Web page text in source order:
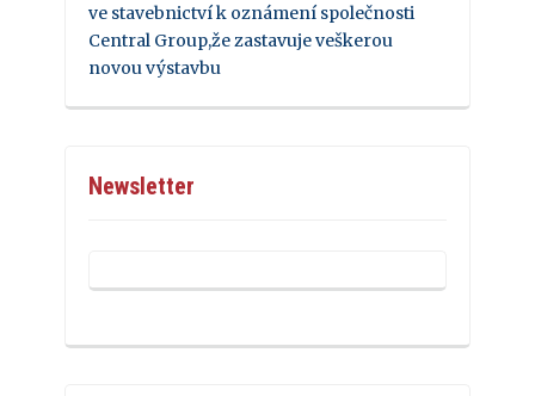
ve stavebnictví k oznámení společnosti
Central Group,že zastavuje veškerou
novou výstavbu
Newsletter